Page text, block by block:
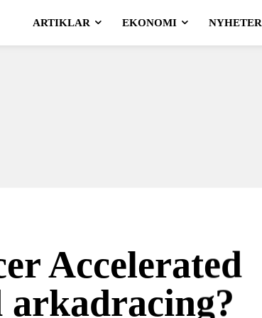
ARTIKLAR EKONOMI NYHETER
Accelerated